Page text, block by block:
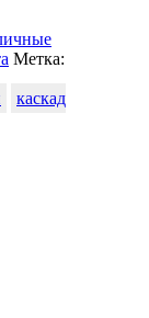
Метка:
каскад